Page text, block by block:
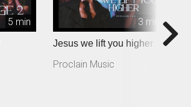
5 min 3 min
Jesus we lift you higher
Proclain Music